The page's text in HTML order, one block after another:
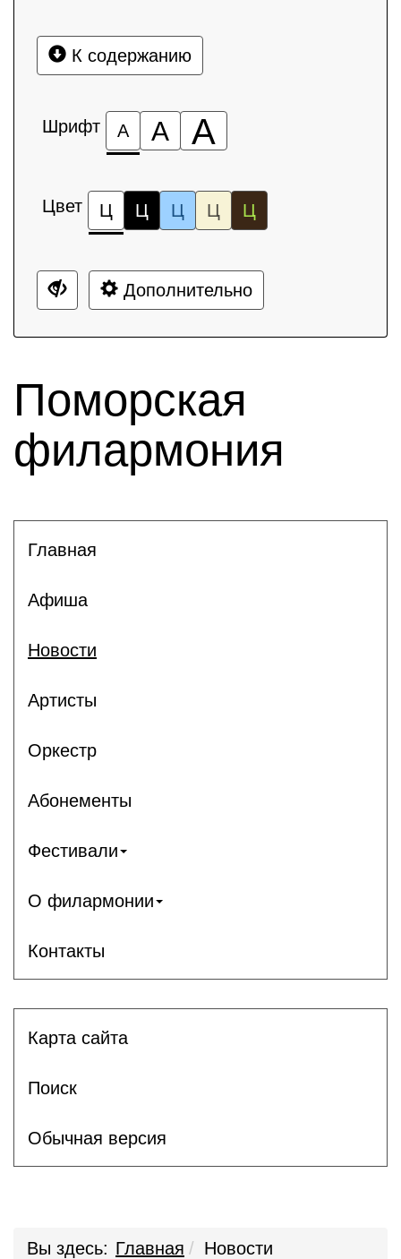
К содержанию
Шрифт А А А
Цвет Ц Ц Ц Ц Ц
Дополнительно
Поморская
филармония
Главная
Афиша
Новости
Артисты
Оркестр
Абонементы
Фестивали
О филармонии
Контакты
Карта сайта
Поиск
Обычная версия
Вы здесь: Главная Новости